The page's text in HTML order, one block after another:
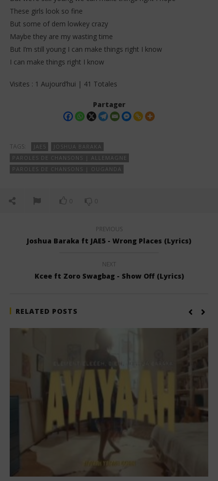
These girls look so fine
But some of dem lowkey crazy
Maybe they are my wasting time
But I’m still young I can make things right I know
I can make things right I know
Visites : 1 Aujourd’hui | 41 Totales
Partager
TAGS: JAE5
JOSHUA BARAKA
PAROLES DE CHANSONS | ALLEMAGNE
PAROLES DE CHANSONS | OUGANDA
0 0
PREVIOUS
Joshua Baraka ft JAE5 - Wrong Places (Lyrics)
NEXT
Kcee ft Zoro Swagbag - Show Off (Lyrics)
RELATED POSTS